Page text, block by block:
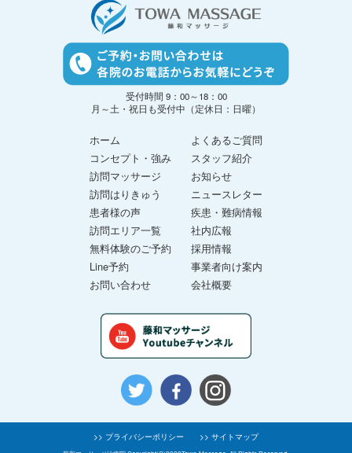
受付時間 9：00～18：00
月～土・祝日も受付中（定休日：日曜）
ホーム
コンセプト・強み
訪問マッサージ
訪問はりきゅう
患者様の声
訪問エリア一覧
無料体験のご予約
Line予約
お問い合わせ
よくあるご質問
スタッフ紹介
お知らせ
ニュースレター
疾患・難病情報
社内広報
採用情報
事業者向け案内
会社概要
>> プライバシーポリシー >> サイトマップ